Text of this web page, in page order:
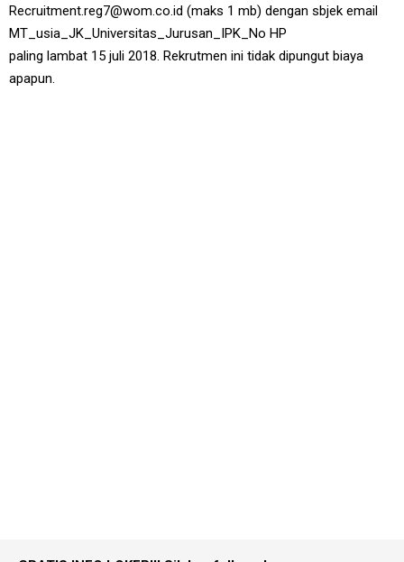
Recruitment.reg7@wom.co.id (maks 1 mb) dengan sbjek email
MT_usia_JK_Universitas_Jurusan_IPK_No HP
paling lambat 15 juli 2018. Rekrutmen ini tidak dipungut biaya
apapun.